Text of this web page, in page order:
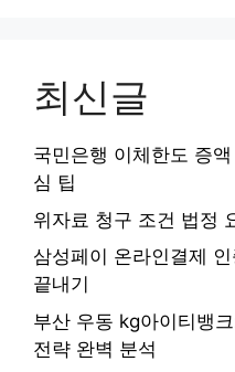
최신글
국민은행 이체한도 증
심 팁
위자료 청구 조건 법정
삼성페이 온라인결제
끝내기
부산 우동 kg아이티뱅
전략 완벽 분석